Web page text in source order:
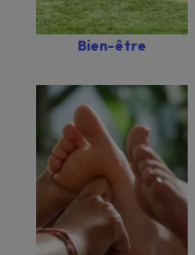
Bien-être